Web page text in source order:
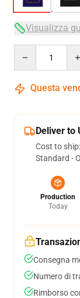
Visualizza
Questa
Deliver to
Cost to ship:
Standard -
Production
Today
Consegna
Numero di
Rimborso